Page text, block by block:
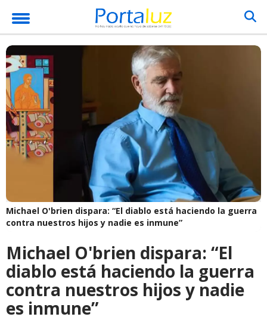
Michael O'brien dispara: “El diablo está haciendo la guerra
contra nuestros hijos y nadie es inmune”
Michael O'brien dispara: “El
diablo está haciendo la guerra
contra nuestros hijos y nadie
es inmune”